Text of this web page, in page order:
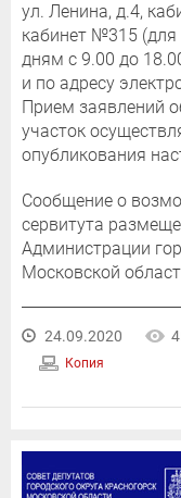
ул. Ленина, д.4,
кабинет №315
дням с 9.00 до
и по адресу
Прием заявлений
участок
опубликования
Сообщение о
сервитута
Администрации
Московской
24.09.2020
Копия